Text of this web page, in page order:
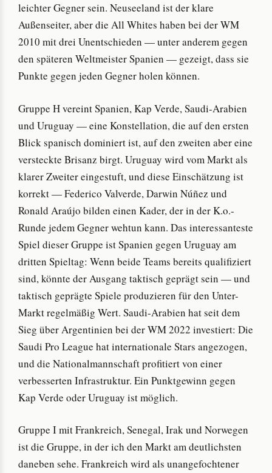
leichter Gegner sein. Neuseeland ist der klare
Außenseiter, aber die All Whites haben bei der WM
2010 mit drei Unentschieden — unter anderem gegen
den späteren Weltmeister Spanien — gezeigt, dass sie
Punkte gegen jeden Gegner holen können.
Gruppe H vereint Spanien, Kap Verde, Saudi-Arabien
und Uruguay — eine Konstellation, die auf den ersten
Blick spanisch dominiert ist, auf den zweiten aber eine
versteckte Brisanz birgt. Uruguay wird vom Markt als
klarer Zweiter eingestuft, und diese Einschätzung ist
korrekt — Federico Valverde, Darwin Núñez und
Ronald Araújo bilden einen Kader, der in der K.o.-
Runde jedem Gegner wehtun kann. Das interessanteste
Spiel dieser Gruppe ist Spanien gegen Uruguay am
dritten Spieltag: Wenn beide Teams bereits qualifiziert
sind, könnte der Ausgang taktisch geprägt sein — und
taktisch geprägte Spiele produzieren für den Unter-
Markt regelmäßig Wert. Saudi-Arabien hat seit dem
Sieg über Argentinien bei der WM 2022 investiert: Die
Saudi Pro League hat internationale Stars angezogen,
und die Nationalmannschaft profitiert von einer
verbesserten Infrastruktur. Ein Punktgewinn gegen
Kap Verde oder Uruguay ist möglich.
Gruppe I mit Frankreich, Senegal, Irak und Norwegen
ist die Gruppe, in der ich den Markt am deutlichsten
daneben sehe. Frankreich wird als unangefochtener